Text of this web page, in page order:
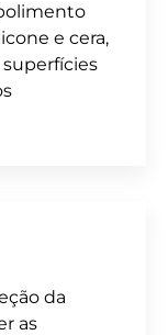
e cera,
da
as